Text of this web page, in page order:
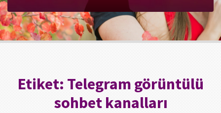
Etiket: Telegram görüntülü
sohbet kanalları